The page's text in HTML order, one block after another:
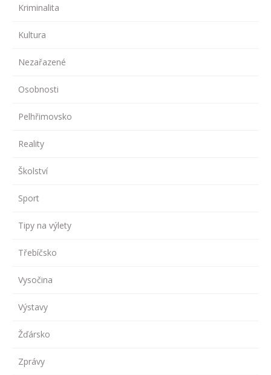
Kriminalita
Kultura
Nezařazené
Osobnosti
Pelhřimovsko
Reality
Školství
Sport
Tipy na výlety
Třebíčsko
Vysočina
Výstavy
Žďársko
Zprávy